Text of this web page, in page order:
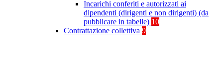
Incarichi conferiti e autorizzati ai
dipendenti (dirigenti e non dirigenti) (da
pubblicare in tabelle) 10
Contrattazione collettiva 9